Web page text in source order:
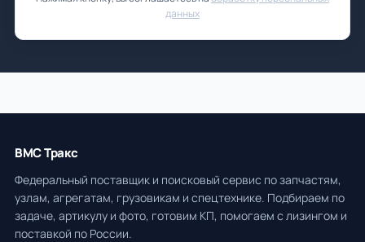
данных
ВМС Тракс
Федеральный поставщик и поисковый сервис по запчастям,
узлам, агрегатам, грузовикам и спецтехнике. Подбираем по
задаче, артикулу и фото, готовим КП, помогаем с лизингом и
поставкой по России.